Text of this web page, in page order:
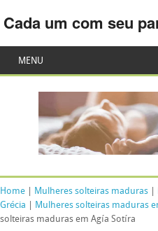
Cada um com seu
MENU
Home Mulheres solteiras maduras
Grécia
Mulheres solteiras maduras
solteiras maduras em Agía Sotíra